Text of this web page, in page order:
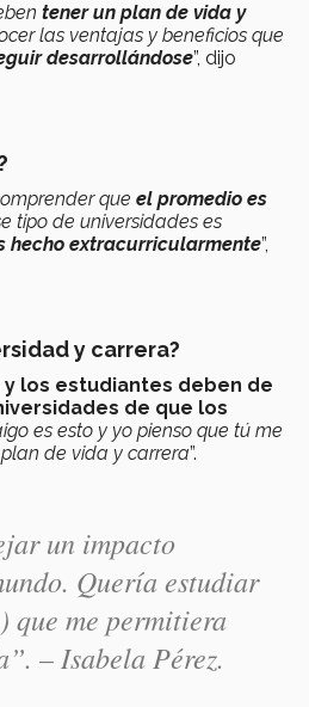
tener un plan de vida y
las ventajas y beneficios que
desarrollándose”, dijo
que el promedio es
tipo de universidades es
hecho extracurricularmente”,
y carrera?
y los estudiantes deben de
de que los
es esto y yo pienso que tú me
de vida y carrera”.
un impacto
Quería estudiar
me permitiera
– Isabela Pérez.